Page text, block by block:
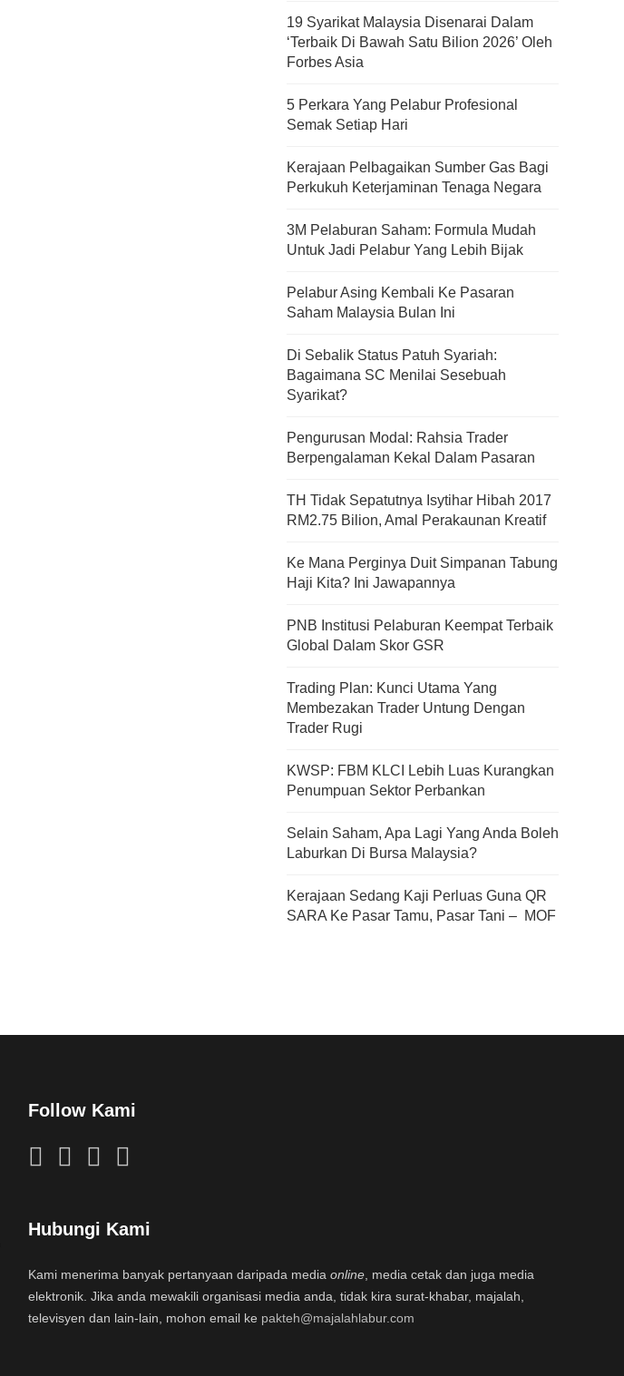
19 Syarikat Malaysia Disenarai Dalam
‘Terbaik Di Bawah Satu Bilion 2026’ Oleh
Forbes Asia
5 Perkara Yang Pelabur Profesional
Semak Setiap Hari
Kerajaan Pelbagaikan Sumber Gas Bagi
Perkukuh Keterjaminan Tenaga Negara
3M Pelaburan Saham: Formula Mudah
Untuk Jadi Pelabur Yang Lebih Bijak
Pelabur Asing Kembali Ke Pasaran
Saham Malaysia Bulan Ini
Di Sebalik Status Patuh Syariah:
Bagaimana SC Menilai Sesebuah
Syarikat?
Pengurusan Modal: Rahsia Trader
Berpengalaman Kekal Dalam Pasaran
TH Tidak Sepatutnya Isytihar Hibah 2017
RM2.75 Bilion, Amal Perakaunan Kreatif
Ke Mana Perginya Duit Simpanan Tabung
Haji Kita? Ini Jawapannya
PNB Institusi Pelaburan Keempat Terbaik
Global Dalam Skor GSR
Trading Plan: Kunci Utama Yang
Membezakan Trader Untung Dengan
Trader Rugi
KWSP: FBM KLCI Lebih Luas Kurangkan
Penumpuan Sektor Perbankan
Selain Saham, Apa Lagi Yang Anda Boleh
Laburkan Di Bursa Malaysia?
Kerajaan Sedang Kaji Perluas Guna QR
SARA Ke Pasar Tamu, Pasar Tani – MOF
Follow Kami
Hubungi Kami
Kami menerima banyak pertanyaan daripada media online , media cetak dan juga media
elektronik. Jika anda mewakili organisasi media anda, tidak kira surat-khabar, majalah,
televisyen dan lain-lain, mohon email ke pakteh@majalahlabur.com
Kenali Franchisee Disebalik
Family Mart
Apa Itu Fundamental Analysis
Yang Selalu Sifu Saham Sebut